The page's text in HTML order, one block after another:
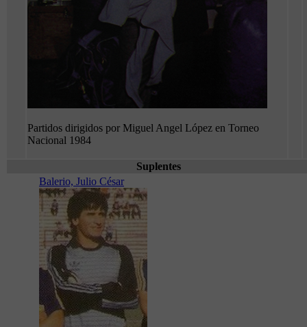
Partidos dirigidos por Miguel Angel López en Torneo
Nacional 1984
Suplentes
Balerio, Julio César